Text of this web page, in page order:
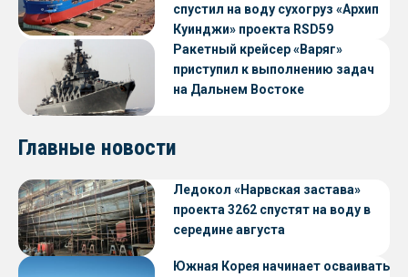
спустил на воду сухогруз «Архип
Куинджи» проекта RSD59
Ракетный крейсер «Варяг»
приступил к выполнению задач
на Дальнем Востоке
Главные новости
Ледокол «Нарвская застава»
проекта 3262 спустят на воду в
середине августа
Южная Корея начинает осваивать